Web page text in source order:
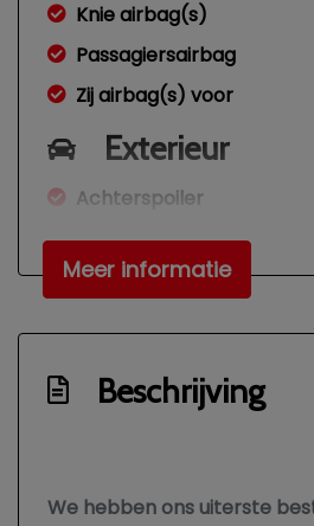
Knie airbag(s)
Passagiersairbag
Zij airbag(s) voor
Exterieur
Achterspoiler
Afst. bed. voor centr.
Buitenspiegels
Centrale vergrendeling
afstandsbediening
Lichtmetalen velgen 15"
Meer informatie
Beschrijving
We hebben ons uiterste